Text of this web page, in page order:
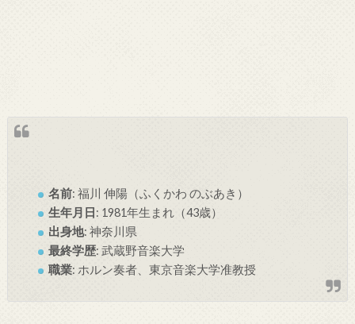
名前: 福川 伸陽（ふくかわ のぶあき）
生年月日 : 1981年生まれ（43歳）
出身地: 神奈川県
最終学歴: 武蔵野音楽大学
職業: ホルン奏者、東京音楽大学准教授